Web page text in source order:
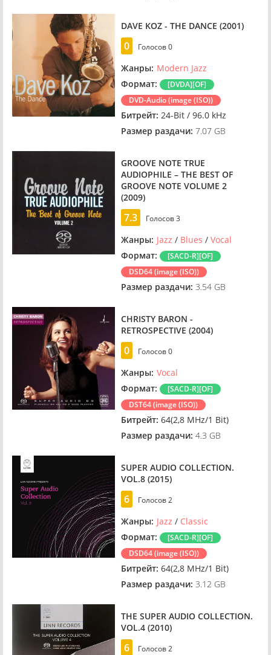
DAVE KOZ - THE DANCE (2001)
0 Голосов0
Жанры: Modern Jazz
Формат:
[DVDA][OF]
DVD-Audio (image (ISO))
Битрейт: 24-Bit / 96.0 kHz
Размер раздачи: 7.07 GB
GROOVE NOTE TRUE
AUDIOPHILE – THE BEST OF
GROOVE NOTE VOLUME 2
(2009)
7.3 Голосов3
Жанры: Jazz / Blues / Vocal
Формат:
[SACD-R][OF]
DSD64 (image (ISO))
Размер раздачи: 3.54 GB
CHRISTY BARON -
RETROSPECTIVE (2004)
0 Голосов0
Жанры: Vocal
Формат:
[SACD-R][OF]
DST64 (image (ISO))
Битрейт: 64(2,8 MHz/1 Bit)
Размер раздачи: 4.3 GB
SUPER AUDIO COLLECTION.
VOL.8 (2015)
6 Голосов2
Жанры: Jazz / Classic
Формат:
[SACD-R][OF]
DSD64 (image (ISO))
Битрейт: 64(2,8 MHz/1 Bit)
Размер раздачи: 3.12 GB
THE SUPER AUDIO COLLECTION.
VOL.4 (2010)
6 Голосов2